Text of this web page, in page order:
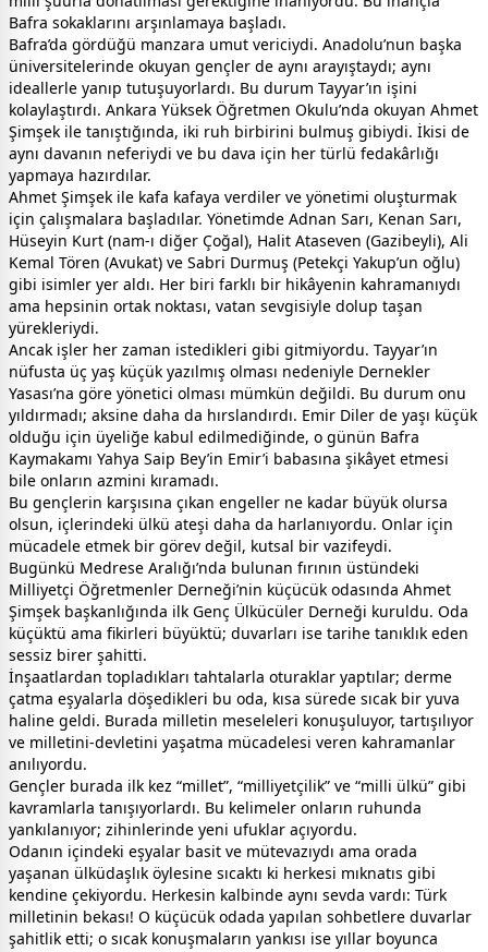
Bafra sokaklarını arşınlamaya başladı.
Bafra’da gördüğü manzara umut vericiydi. Anadolu’nun başka
üniversitelerinde okuyan gençler de aynı arayıştaydı; aynı
ideallerle yanıp tutuşuyorlardı. Bu durum Tayyar’ın işini
kolaylaştırdı. Ankara Yüksek Öğretmen Okulu’nda okuyan Ahmet
Şimşek ile tanıştığında, iki ruh birbirini bulmuş gibiydi. İkisi de
aynı davanın neferiydi ve bu dava için her türlü fedakârlığı
yapmaya hazırdılar.
Ahmet Şimşek ile kafa kafaya verdiler ve yönetimi oluşturmak
için çalışmalara başladılar. Yönetimde Adnan Sarı, Kenan Sarı,
Hüseyin Kurt (nam-ı diğer Çoğal), Halit Ataseven (Gazibeyli), Ali
Kemal Tören (Avukat) ve Sabri Durmuş (Petekçi Yakup’un oğlu)
gibi isimler yer aldı. Her biri farklı bir hikâyenin kahramanıydı
ama hepsinin ortak noktası, vatan sevgisiyle dolup taşan
yürekleriydi.
Ancak işler her zaman istedikleri gibi gitmiyordu. Tayyar’ın
nüfusta üç yaş küçük yazılmış olması nedeniyle Dernekler
Yasası’na göre yönetici olması mümkün değildi. Bu durum onu
yıldırmadı; aksine daha da hırslandırdı. Emir Diler de yaşı küçük
olduğu için üyeliğe kabul edilmediğinde, o günün Bafra
Kaymakamı Yahya Saip Bey’in Emir’i babasına şikâyet etmesi
bile onların azmini kıramadı.
Bu gençlerin karşısına çıkan engeller ne kadar büyük olursa
olsun, içlerindeki ülkü ateşi daha da harlanıyordu. Onlar için
mücadele etmek bir görev değil, kutsal bir vazifeydi.
Bugünkü Medrese Aralığı’nda bulunan fırının üstündeki
Milliyetçi Öğretmenler Derneği’nin küçücük odasında Ahmet
Şimşek başkanlığında ilk Genç Ülkücüler Derneği kuruldu. Oda
küçüktü ama fikirleri büyüktü; duvarları ise tarihe tanıklık eden
sessiz birer şahitti.
İnşaatlardan topladıkları tahtalarla oturaklar yaptılar; derme
çatma eşyalarla döşedikleri bu oda, kısa sürede sıcak bir yuva
haline geldi. Burada milletin meseleleri konuşuluyor, tartışılıyor
ve milletini-devletini yaşatma mücadelesi veren kahramanlar
anılıyordu.
Gençler burada ilk kez “millet”, “milliyetçilik” ve “milli ülkü” gibi
kavramlarla tanışıyorlardı. Bu kelimeler onların ruhunda
yankılanıyor; zihinlerinde yeni ufuklar açıyordu.
Odanın içindeki eşyalar basit ve mütevazıydı ama orada
yaşanan ülküdaşlık öylesine sıcaktı ki herkesi mıknatıs gibi
kendine çekiyordu. Herkesin kalbinde aynı sevda vardı: Türk
milletinin bekası! O küçücük odada yapılan sohbetlere duvarlar
şahitlik etti; o sıcak konuşmaların yankısı ise yıllar boyunca